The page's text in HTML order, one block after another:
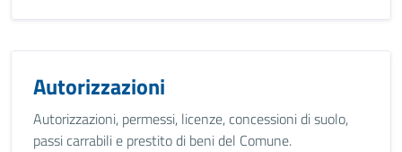
Autorizzazioni
Autorizzazioni, permessi, licenze, concessioni di suolo,
passi carrabili e prestito di beni del Comune.